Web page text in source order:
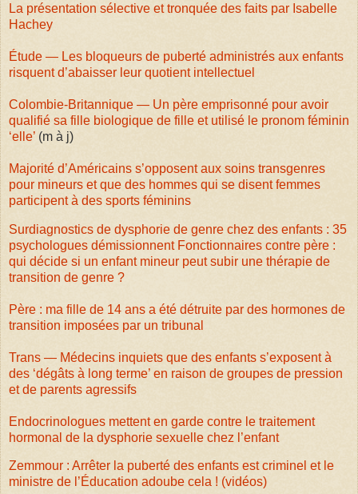
La présentation sélective et tronquée des faits par Isabelle
Hachey
Étude — Les bloqueurs de puberté administrés aux enfants
risquent d’abaisser leur quotient intellectuel
Colombie-Britannique — Un père emprisonné pour avoir
qualifié sa fille biologique de fille et utilisé le pronom féminin
‘elle’ (m à j)
Majorité d’Américains s’opposent aux soins transgenres
pour mineurs et que des hommes qui se disent femmes
participent à des sports féminins
Surdiagnostics de dysphorie de genre chez des enfants : 35
psychologues démissionnent Fonctionnaires contre père :
qui décide si un enfant mineur peut subir une thérapie de
transition de genre ?
Père : ma fille de 14 ans a été détruite par des hormones de
transition imposées par un tribunal
Trans — Médecins inquiets que des enfants s’exposent à
des ‘dégâts à long terme’ en raison de groupes de pression
et de parents agressifs
Endocrinologues mettent en garde contre le traitement
hormonal de la dysphorie sexuelle chez l’enfant
Zemmour : Arrêter la puberté des enfants est criminel et le
ministre de l’Éducation adoube cela ! (vidéos)